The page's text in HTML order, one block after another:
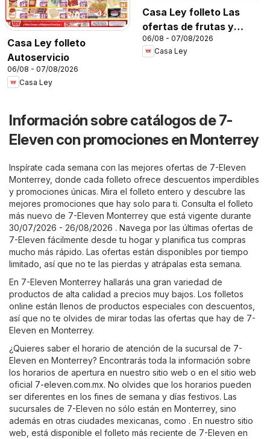
Casa Ley folleto
Autoservicio
06/08 - 07/08/2026
Casa Ley
Casa Ley folleto Las
ofertas de frutas y
verdunas
06/08 - 07/08/2026
Casa Ley
Información sobre catálogos de 7-
Eleven con promociones en Monterrey
Inspírate cada semana con las mejores ofertas de 7-Eleven
Monterrey, donde cada folleto ofrece descuentos imperdibles
y promociones únicas. Mira el folleto entero y descubre las
mejores promociones que hay solo para ti. Consulta el folleto
más nuevo de 7-Eleven Monterrey que está vigente durante
30/07/2026 - 26/08/2026 . Navega por las últimas ofertas de
7-Eleven fácilmente desde tu hogar y planifica tus compras
mucho más rápido. Las ofertas están disponibles por tiempo
limitado, así que no te las pierdas y atrápalas esta semana.
En 7-Eleven Monterrey hallarás una gran variedad de
productos de alta calidad a precios muy bajos. Los folletos
online están llenos de productos especiales con descuentos,
así que no te olvides de mirar todas las ofertas que hay de 7-
Eleven en Monterrey.
¿Quieres saber el horario de atención de la sucursal de 7-
Eleven en Monterrey? Encontrarás toda la información sobre
los horarios de apertura en nuestro sitio web o en el sitio web
oficial 7-eleven.com.mx. No olvides que los horarios pueden
ser diferentes en los fines de semana y días festivos. Las
sucursales de 7-Eleven no sólo están en Monterrey, sino
además en otras ciudades mexicanas, como . En nuestro sitio
web, está disponible el folleto más reciente de 7-Eleven en